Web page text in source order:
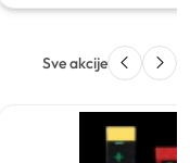
Sve akcije